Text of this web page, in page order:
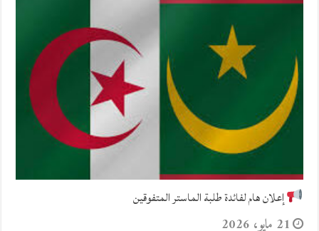
إعلان هام لفائدة طلبة الماستر المتفوقين
21 مايو، 2026